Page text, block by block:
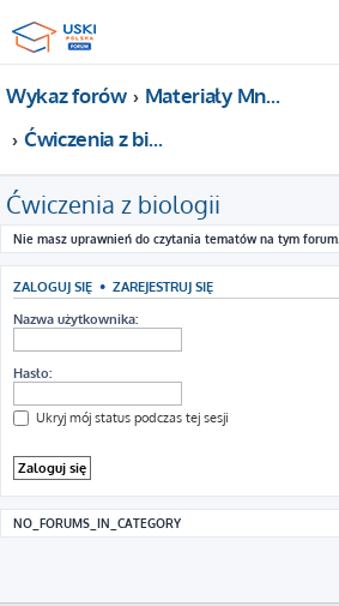
Wykaz forów
Materiały Mnemotechniki - Ćwiczenia na pamięć
Ćwiczenia z biologii
Ćwiczenia z biologii
Nie masz uprawnień do czytania tematów na tym forum.
ZALOGUJ SIĘ • ZAREJESTRUJ SIĘ
Nazwa użytkownika:
Hasło:
Ukryj mój status podczas tej sesji
NO_FORUMS_IN_CATEGORY